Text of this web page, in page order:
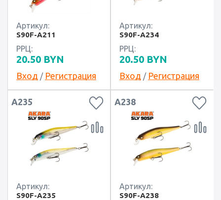
Артикул:
S90F-A211
РРЦ:
20.50 BYN
Вход / Регистрация
Артикул:
S90F-A234
РРЦ:
20.50 BYN
Вход / Регистрация
A235
Артикул:
S90F-A235
A238
Артикул:
S90F-A238